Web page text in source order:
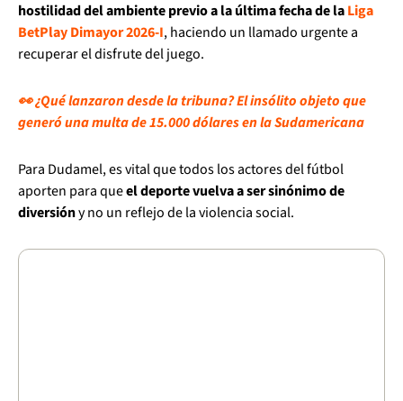
hostilidad del ambiente previo a la última fecha de laLiga
BetPlay Dimayor 2026-I, haciendo un llamado urgente a
recuperar el disfrute del juego.
👀 ¿Qué lanzaron desde la tribuna? El insólito objeto que
generó una multa de 15.000 dólares en la Sudamericana
Para Dudamel, es vital que todos los actores del fútbol
aporten para queel deporte vuelva a ser sinónimo de
diversióny no un reflejo de la violencia social.